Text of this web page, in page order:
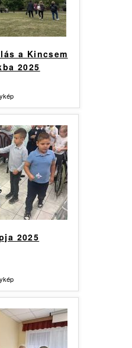
a Kincsem
2025
2025